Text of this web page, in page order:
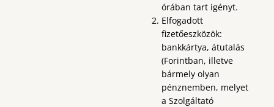
órában tart igényt.
Elfogadott
fizetőeszközök:
bankkártya, átutalás
(Forintban, illetve
bármely olyan
pénznemben, melyet
a Szolgáltató